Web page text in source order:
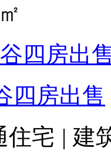
四房出售
住宅 | 建